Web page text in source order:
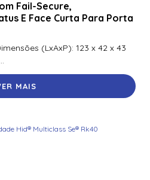
Fail-Secure,
E Face Curta Para Porta
(LxAxP): 123 x 42 x 43
MAIS